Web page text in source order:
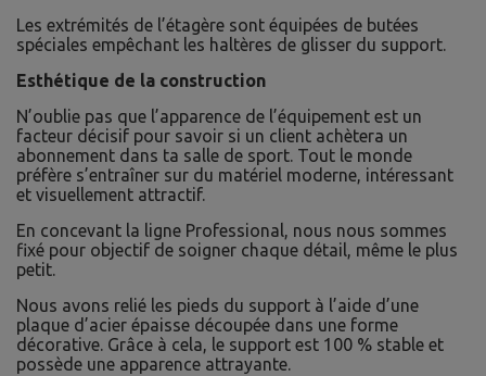
Les extrémités de l’étagère sont équipées de butées
spéciales empêchant les haltères de glisser du support.
Esthétique de la construction
N’oublie pas que l’apparence de l’équipement est un
facteur décisif pour savoir si un client achètera un
abonnement dans ta salle de sport. Tout le monde
préfère s’entraîner sur du matériel moderne, intéressant
et visuellement attractif.
En concevant la ligne Professional, nous nous sommes
fixé pour objectif de soigner chaque détail, même le plus
petit.
Nous avons relié les pieds du support à l’aide d’une
plaque d’acier épaisse découpée dans une forme
décorative. Grâce à cela, le support est 100 % stable et
possède une apparence attrayante.